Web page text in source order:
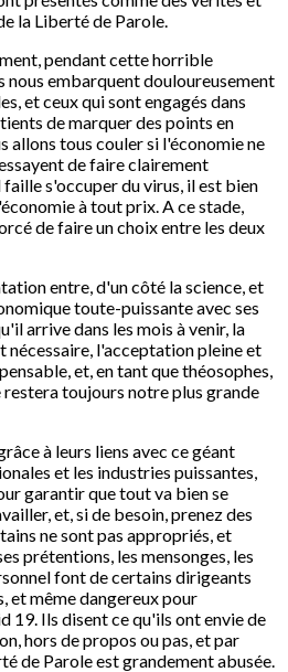
la Liberté de Parole.
pendant cette horrible
nous embarquent douloureusement
et ceux qui sont engagés dans
de marquer des points en
allons tous couler si l'économie ne
de faire clairement
s'occuper du virus, il est bien
à tout prix. A ce stade,
de faire un choix entre les deux
entre, d'un côté la science, et
toute-puissante avec ses
arrive dans les mois à venir, la
nécessaire, l'acceptation pleine et
et, en tant que théosophes,
restera toujours notre plus grande
à leurs liens avec ce géant
et les industries puissantes,
garantir que tout va bien se
et, si de besoin, prenez des
ne sont pas appropriés, et
prétentions, les mensonges, les
font de certains dirigeants
et même dangereux pour
19. Ils disent ce qu'ils ont envie de
hors de propos ou pas, et par
de Parole est grandement abusée.